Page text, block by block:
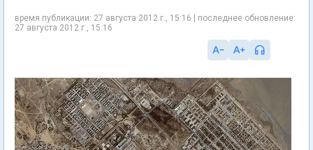
время публикации: 27 августа 2012 г., 15:16 | последнее обновление:
27 августа 2012 г., 15:16